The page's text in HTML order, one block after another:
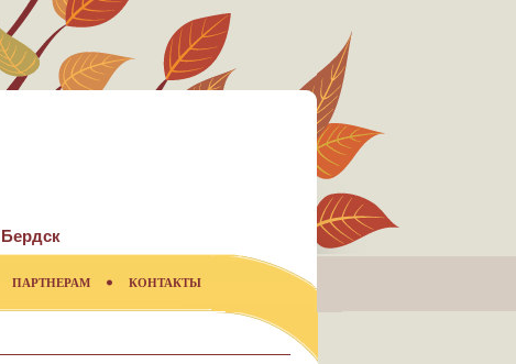
Бердск
ПАРТНЕРАМ КОНТАКТЫ